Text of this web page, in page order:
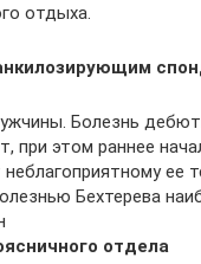
отдыха.
Болезнь
при этом раннее
ее
Бехтерева
отдела